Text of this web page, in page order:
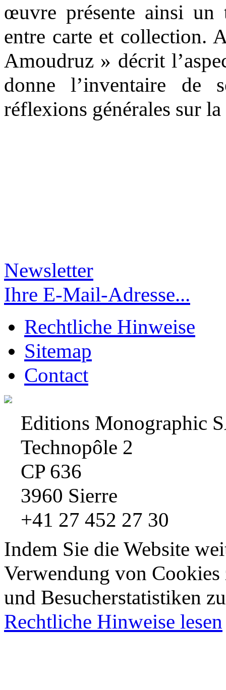
œuvre présente ainsi un
entre carte et collection.
Amoudruz » décrit
donne l’inventaire de
réflexions générales sur
Newsletter
Ihre E-Mail-Adresse...
Rechtliche Hinweise
Sitemap
Contact
Editions Monographic
Technopôle 2
CP 636
3960 Sierre
+41 27 452 27 30
Indem Sie die Website
Verwendung von
und Besucherstatistiken
Rechtliche Hinweise lesen